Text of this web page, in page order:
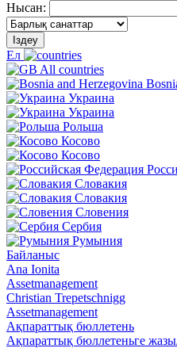
Нысан:
Іздеу
Ел
All countries
Украина
Украина
Рольша
Косово
Косово
Словакия
Словакия
Словения
Сербия
Румыния
Байланыс
Ana Ionita
Assetmanagement
Christian Trepetschnigg
Assetmanagement
Ақпараттық бюллетень
Ақпараттық бюллетеньге